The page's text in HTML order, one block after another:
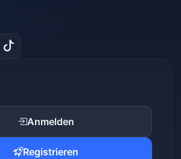
Anmelden
Registrieren